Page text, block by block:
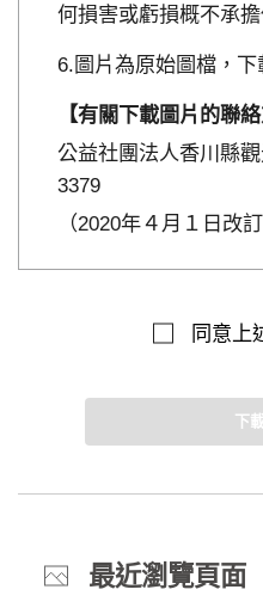
何損害或虧損概不承擔
圖片為原始圖檔，下
【有關下載圖片的聯絡
公益社團法人香川縣
3379
（2020年４月１日改訂
同意上
下
最近瀏覽頁面